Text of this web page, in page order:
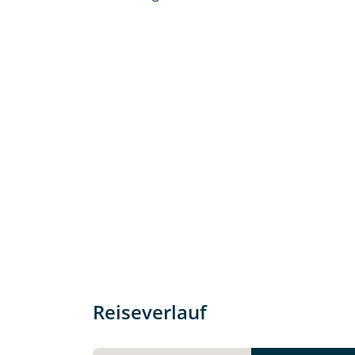
Reiseverlauf
Herzlichen Dank für Ihre